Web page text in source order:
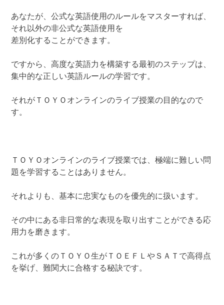
あなたが、公式な英語使用のルールをマスターすれば、
それ以外の非公式な英語使用を
差別化することができます。
ですから、高度な英語力を構築する最初のステップは、
集中的な正しい英語ルールの学習です。
それがＴＯＹＯオンラインのライブ授業の目的なので
す。
ＴＯＹＯオンラインのライブ授業では、極端に難しい問
題を学習することはありません。
それよりも、基本に忠実なものを優先的に扱います。
その中にある非日常的な表現を取り出すことができる応
用力を磨きます。
これが多くのＴＯＹＯ生がＴＯＥＦＬやＳＡＴで高得点
を挙げ、難関大に合格する秘訣です。